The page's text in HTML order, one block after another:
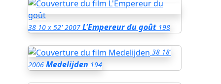
38 10 x 52' 2007 L'Empereur du goût 198
38 18'
2006 Medelijden 194